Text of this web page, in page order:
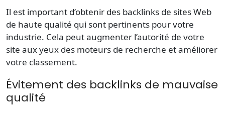
Il est important d’obtenir des backlinks de sites Web
de haute qualité qui sont pertinents pour votre
industrie. Cela peut augmenter l’autorité de votre
site aux yeux des moteurs de recherche et améliorer
votre classement.
Évitement des backlinks de mauvaise
qualité